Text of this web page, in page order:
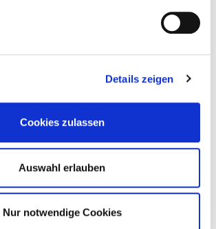
Details zeigen
Cookies zulassen
Auswahl erlauben
Nur notwendige Cookies
Subdomains oder Weiterleitungen.
für Erreichbarkeit, Sicherheit und
Endungen kann ich bei Ihnen
Domains zu Ihnen
WHOIS-Privacy?